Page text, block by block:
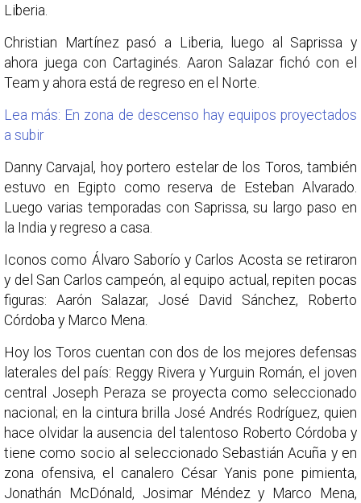
Liberia.
Christian Martínez pasó a Liberia, luego al Saprissa y
ahora juega con Cartaginés. Aaron Salazar fichó con el
Team y ahora está de regreso en el Norte.
Lea más: En zona de descenso hay equipos proyectados
a subir
Danny Carvajal, hoy portero estelar de los Toros, también
estuvo en Egipto como reserva de Esteban Alvarado.
Luego varias temporadas con Saprissa, su largo paso en
la India y regreso a casa.
Iconos como Álvaro Saborío y Carlos Acosta se retiraron
y del San Carlos campeón, al equipo actual, repiten pocas
figuras: Aarón Salazar, José David Sánchez, Roberto
Córdoba y Marco Mena.
Hoy los Toros cuentan con dos de los mejores defensas
laterales del país: Reggy Rivera y Yurguin Román, el joven
central Joseph Peraza se proyecta como seleccionado
nacional; en la cintura brilla José Andrés Rodríguez, quien
hace olvidar la ausencia del talentoso Roberto Córdoba y
tiene como socio al seleccionado Sebastián Acuña y en
zona ofensiva, el canalero César Yanis pone pimienta,
Jonathán McDónald, Josimar Méndez y Marco Mena,